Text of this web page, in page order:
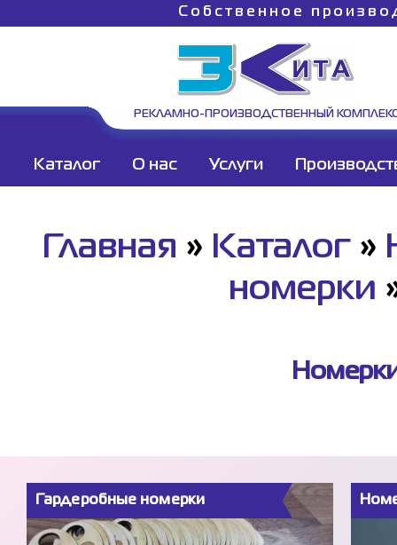
Собственное
РЕКЛАМНО-ПРОИЗВОДСТВЕННЫЙ
Каталог О нас Услуги
Главная » Каталог »
номерки
Гардеробные номерки